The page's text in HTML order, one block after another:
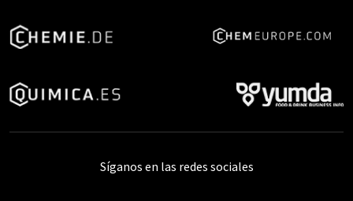
Síganos en las redes sociales